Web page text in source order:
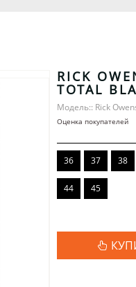
RICK
TOTAL
Модель:: Rick
Оценка покупателей
36 37 38
44 45